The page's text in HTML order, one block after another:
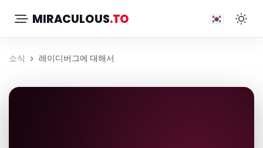
MIRACULOUS.TO
소식 레이디버그에 대해서